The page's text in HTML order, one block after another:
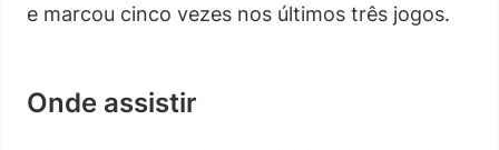
e marcou cinco vezes nos últimos três jogos.
Onde assistir